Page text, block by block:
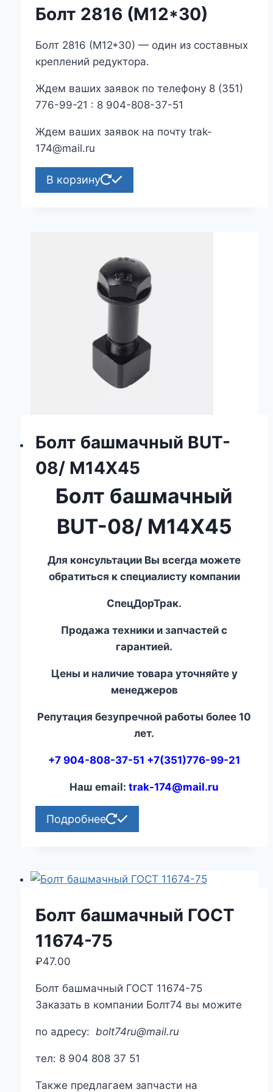
Болт 2816 (М12*30)
Болт 2816 (М12*30) — один из составных
креплений редуктора.
Ждем ваших заявок по телефону 8 (351)
776-99-21 : 8 904-808-37-51
Ждем ваших заявок на почту trak-
174@mail.ru
В корзину
Болт башмачный BUT-
08/ M14X45
Болт башмачный
BUT-08/ M14X45
Для консультации Вы всегда можете
обратиться к специалисту компании
СпецДорТрак.
Продажа техники и запчастей с
гарантией.
Цены и наличие товара уточняйте у
менеджеров
Репутация безупречной работы более 10
лет.
+7 904-808-37-51 +7(351)776-99-21
Наш email:trak-174@mail.ru
Подробнее
Болт башмачный ГОСТ
11674-75
₽47.00
Болт башмачный ГОСТ 11674-75
Заказать в компании Болт74 вы можите
по адресу: bolt74ru@mail.ru
тел: 8 904 808 37 51
Также предлагаем запчасти на